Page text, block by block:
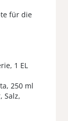
für die
1 EL
250 ml
Salz,